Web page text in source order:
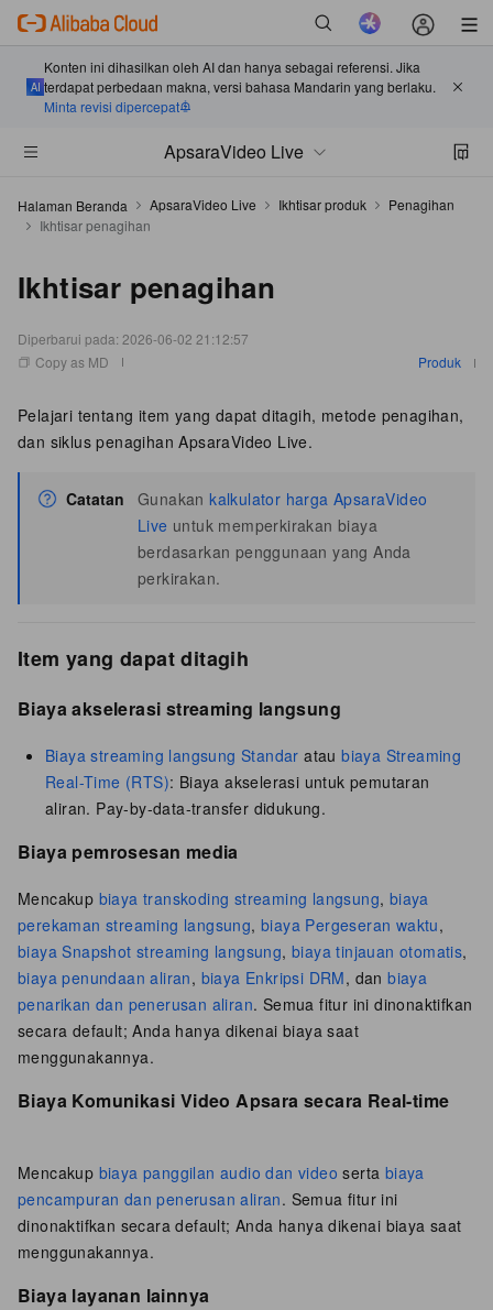
Konten ini dihasilkan oleh AI dan hanya sebagai referensi. Jika
terdapat perbedaan makna, versi bahasa Mandarin yang berlaku.
Minta revisi dipercepat
ApsaraVideo Live
Halaman Beranda ApsaraVideo Live Ikhtisar produk
Penagihan
Ikhtisar penagihan
Ikhtisar penagihan
Diperbarui pada: 2026-06-02 21:12:57
Copy as MD
Produk
Pelajari tentang item yang dapat ditagih, metode penagihan,
dan siklus penagihan ApsaraVideo Live.
Catatan Gunakankalkulator harga ApsaraVideo
Live untuk memperkirakan biaya
berdasarkan penggunaan yang Anda
perkirakan.
Item yang dapat ditagih
Biaya akselerasi streaming langsung
Biaya streaming langsung Standar ataubiaya Streaming
Real-Time (RTS): Biaya akselerasi untuk pemutaran
aliran. Pay-by-data-transfer didukung.
Biaya pemrosesan media
Mencakup biaya transkoding streaming langsung, biaya
perekaman streaming langsung,biaya Pergeseran waktu,
biaya Snapshot streaming langsung,biaya tinjauan otomatis,
biaya penundaan aliran, biaya Enkripsi DRM, danbiaya
penarikan dan penerusan aliran. Semua fitur ini dinonaktifkan
secara default; Anda hanya dikenai biaya saat
menggunakannya.
Biaya Komunikasi Video Apsara secara Real-time
Mencakup biaya panggilan audio dan video serta biaya
pencampuran dan penerusan aliran. Semua fitur ini
dinonaktifkan secara default; Anda hanya dikenai biaya saat
menggunakannya.
Biaya layanan lainnya